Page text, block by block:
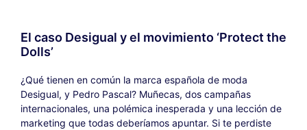
El caso Desigual y el movimiento ‘Protect the
Dolls’
¿Qué tienen en común la marca española de moda
Desigual, y Pedro Pascal? Muñecas, dos campañas
internacionales, una polémica inesperada y una lección de
marketing que todas deberíamos apuntar. Si te perdiste